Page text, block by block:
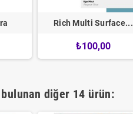
Rich Multi Surface...
₺100,00
diğer 14 ürün: